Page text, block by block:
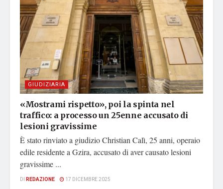
GIUDIZIARIA
«Mostrami rispetto», poi la spinta nel
traffico: a processo un 25enne accusato di
lesioni gravissime
È stato rinviato a giudizio Christian Calì, 25 anni, operaio
edile residente a Gzira, accusato di aver causato lesioni
gravissime ...
DI REDAZIONE 17 DICEMBRE 2025